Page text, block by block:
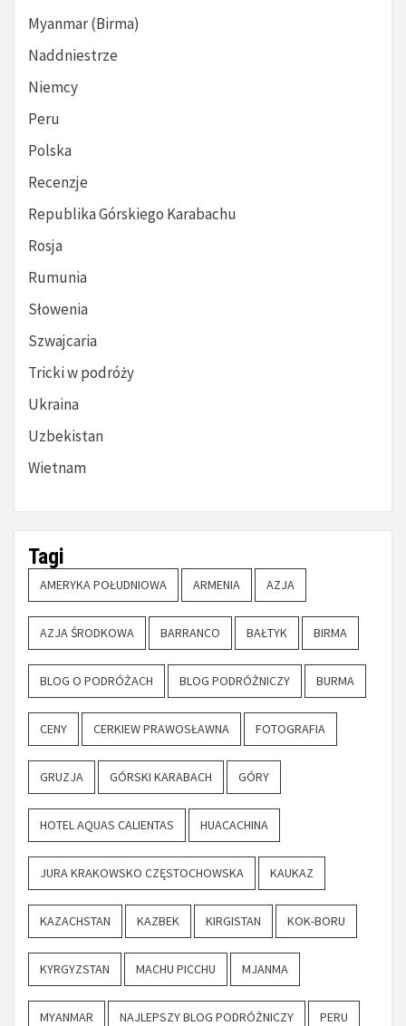
Myanmar (Birma)
Naddniestrze
Niemcy
Peru
Polska
Recenzje
Republika Górskiego Karabachu
Rosja
Rumunia
Słowenia
Szwajcaria
Tricki w podróży
Ukraina
Uzbekistan
Wietnam
Tagi
AMERYKA POŁUDNIOWA ARMENIA AZJA
AZJA ŚRODKOWA BARRANCO BAŁTYK BIRMA
BLOG O PODRÓŻACH BLOG PODRÓŻNICZY BURMA
CENY CERKIEW PRAWOSŁAWNA FOTOGRAFIA
GRUZJA GÓRSKI KARABACH GÓRY
HOTEL AQUAS CALIENTAS HUACACHINA
JURA KRAKOWSKO CZĘSTOCHOWSKA KAUKAZ
KAZACHSTAN KAZBEK KIRGISTAN KOK-BORU
KYRGYZSTAN MACHU PICCHU MJANMA
MYANMAR NAJLEPSZY BLOG PODRÓŻNICZY PERU